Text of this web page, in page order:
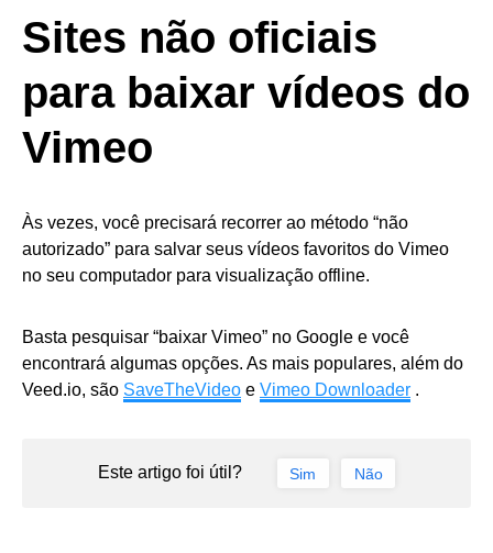
Sites não oficiais
para baixar vídeos do
Vimeo
Às vezes, você precisará recorrer ao método “não
autorizado” para salvar seus vídeos favoritos do Vimeo
no seu computador para visualização offline.
Basta pesquisar “baixar Vimeo” no Google e você
encontrará algumas opções. As mais populares, além do
Veed.io, são SaveTheVideo e Vimeo Downloader .
Este artigo foi útil? Sim Não